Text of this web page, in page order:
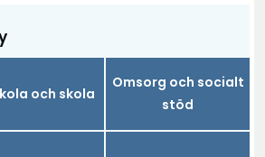
och skola
Omsorg och socialt
stöd